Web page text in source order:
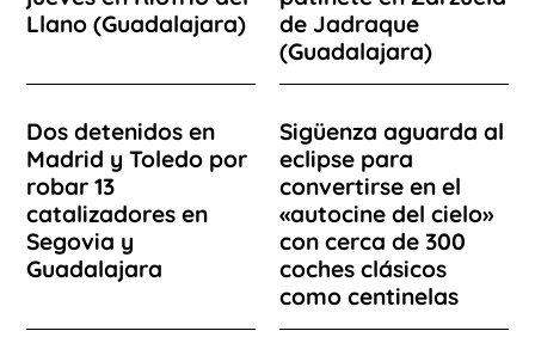
Llano (Guadalajara)
de Jadraque
(Guadalajara)
Dos detenidos en
Madrid y Toledo por
robar 13
catalizadores en
Segovia y
Guadalajara
Sigüenza aguarda al
eclipse para
convertirse en el
«autocine del cielo»
con cerca de 300
coches clásicos
como centinelas